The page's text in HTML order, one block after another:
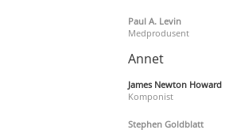
Paul A. Levin
Medprodusent
Annet
James Newton Howard
Komponist
Stephen Goldblatt